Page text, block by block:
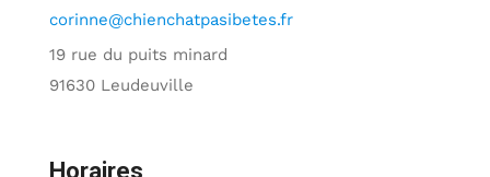
corinne@chienchatpasibetes.fr
19 rue du puits minard
91630 Leudeuville
Horaires